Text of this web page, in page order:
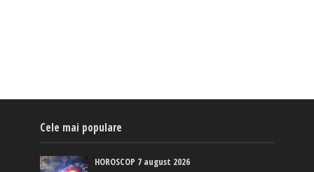
Cele mai populare
HOROSCOP 7 august 2026